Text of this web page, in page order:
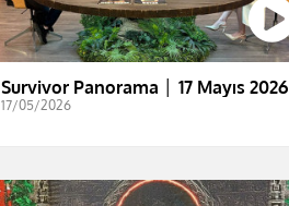
Survivor Panorama │ 17 Mayıs 2026
17/05/2026